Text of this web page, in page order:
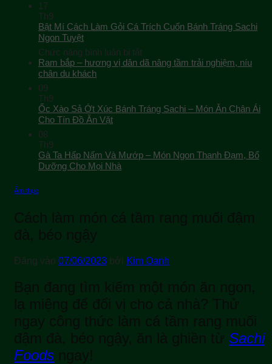
17
Th9
Bật Mí Cách Làm Gỏi Cá Trích Cuốn Bánh Tráng Sachi
Ngon Tuyệt
Chức năng bình luận bị tắtở
Bật
Gỏi
Cá
Tráng
Ram bắp – hương vị dân dã nâng tầm trải nghiệm, níu
chân du khách
09
Th9
Ốc Xào Sả Ớt Xúc Bánh Tráng Sachi – Món Ăn Chân Ái
Cho Tín Đồ Ăn Vặt
08
Th9
Gà Ta Hấp Nấm Và Mướp – Món Ngon Thanh Đạm, Bổ
Dưỡng Cho Mọi Nhà
Ẩm thực
Cách làm món cá tầm rang muối đậm
đà, béo ngậy
Đăng vào 07/06/2023 bởi Kim Oanh
Bạn đang tìm kiếm một món ăn ngon,
lạ miệng để đổi vị cho cả nhà? Thử
ngay công thức làm cá tầm rang muối
đậm đà, béo ngậy, ăn là ghiền từ Sachi
Foods ngay!